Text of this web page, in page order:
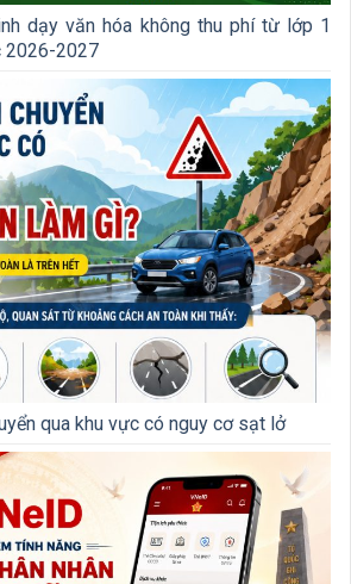
dạy văn hóa không thu phí từ lớp 1
2026-2027
qua khu vực có nguy cơ sạt lở